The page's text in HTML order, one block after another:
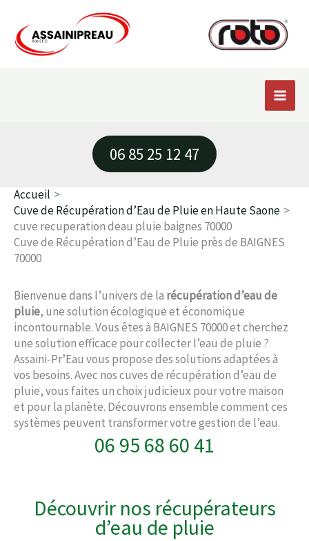
contenu
06 85 25 12 47
Accueil
Cuve de Récupération d’Eau de Pluie en Haute Saone
cuve recuperation deau pluie baignes 70000
Cuve de Récupération d’Eau de Pluie près de BAIGNES
70000
Bienvenue dans l’univers de la récupération d’eau de
pluie, une solution écologique et économique
incontournable. Vous êtes à BAIGNES 70000 et cherchez
une solution efficace pour collecter l’eau de pluie ?
Assaini-Pr’Eau vous propose des solutions adaptées à
vos besoins. Avec nos cuves de récupération d’eau de
pluie, vous faites un choix judicieux pour votre maison
et pour la planète. Découvrons ensemble comment ces
systèmes peuvent transformer votre gestion de l’eau.
06 95 68 60 41
Découvrir nos récupérateurs
d’eau de pluie